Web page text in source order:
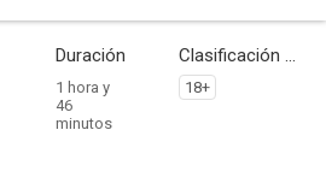
Duración
1 hora y
46
minutos
Clasificación por edades
18+